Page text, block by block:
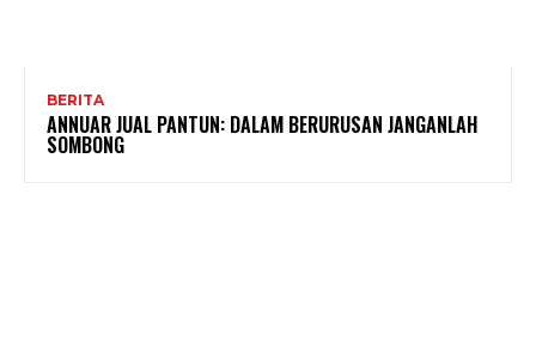
BERITA
ANNUAR JUAL PANTUN: DALAM BERURUSAN JANGANLAH
SOMBONG